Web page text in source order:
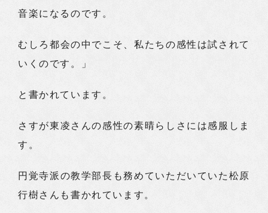
音楽になるのです。
むしろ都会の中でこそ、私たちの感性は試されて
いくのです。」
と書かれています。
さすが東凌さんの感性の素晴らしさには感服しま
す。
円覚寺派の教学部長も務めていただいていた松原
行樹さんも書かれています。